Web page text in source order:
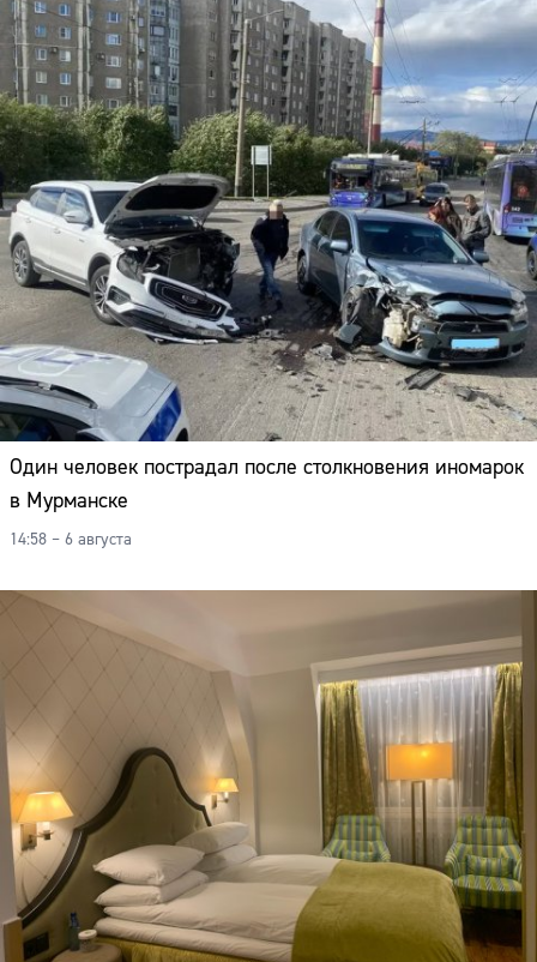
Один человек пострадал после столкновения иномарок
в Мурманске
14:58 – 6 августа